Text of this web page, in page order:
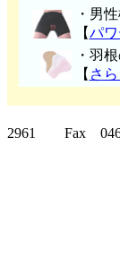
・男
【パ
・ 羽
【 さ
2961 Fax